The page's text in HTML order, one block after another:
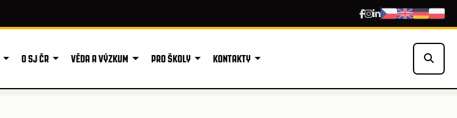
O SJ ČR VĚDA A VÝZKUM PRO ŠKOLY KONTAKTY